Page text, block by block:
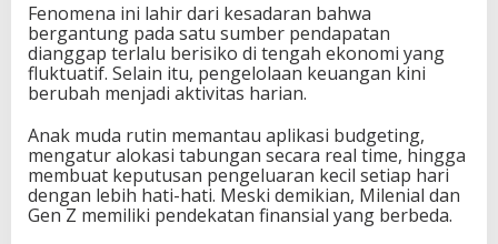
Fenomena ini lahir dari kesadaran bahwa
bergantung pada satu sumber pendapatan
dianggap terlalu berisiko di tengah ekonomi yang
fluktuatif. Selain itu, pengelolaan keuangan kini
berubah menjadi aktivitas harian.
Anak muda rutin memantau aplikasi budgeting,
mengatur alokasi tabungan secara real time, hingga
membuat keputusan pengeluaran kecil setiap hari
dengan lebih hati-hati. Meski demikian, Milenial dan
Gen Z memiliki pendekatan finansial yang berbeda.